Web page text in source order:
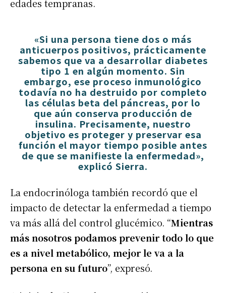
edades tempranas.
«Si una persona tiene dos o más
anticuerpos positivos, prácticamente
sabemos que va a desarrollar diabetes
tipo 1 en algún momento. Sin
embargo, ese proceso inmunológico
todavía no ha destruido por completo
las células beta del páncreas, por lo
que aún conserva producción de
insulina. Precisamente, nuestro
objetivo es proteger y preservar esa
función el mayor tiempo posible antes
de que se manifieste la enfermedad»,
explicó Sierra.
La endocrinóloga también recordó que el
impacto de detectar la enfermedad a tiempo
va más allá del control glucémico. “Mientras
más nosotros podamos prevenir todo lo que
es a nivel metabólico, mejor le va a la
persona en su futuro”, expresó.